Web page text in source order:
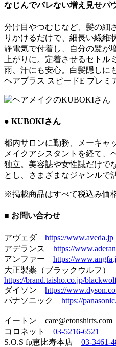
なじんでバレない増え見せパ
分け目やつむじなど、髪の細
りかけるだけで、細長い繊維
静電気で付着し、自分の髪が
上がりに。定着させるセト
雨、汗にも安心。白髪隠しに
ヘアプラス スピードE プレミ
● KUBOKIさん
都内サロンに勤務、メーキャ
メイクアシスタントを経て、
独立。美容誌や女性誌だけで
とし、さまざまなジャンルで
※掲載商品はすべて税込み価
■ お問い合わせ
アヴェダ https://www.aveda.jp
アデランス https://
アンファー https://
大正製薬（ブラックウルフ）
https://brand.taisho.co.jp/
ダイソン https://
パナソニック https://
イートン care@etonshirts.com
コロネット 03-5216-6521
S.O.S fp恵比寿本店 03-3461-